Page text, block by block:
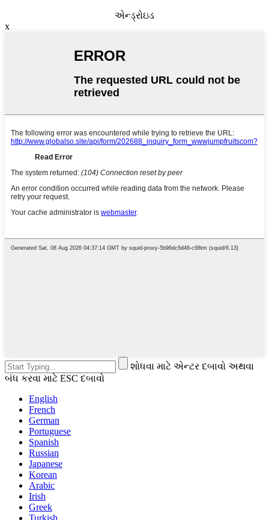
એન્ડ્રોઇડ
x
શોધવા માટે એન્ટર દબાવો અથવા
બંધ કરવા માટે ESC દબાવો
English
French
German
Portuguese
Spanish
Russian
Japanese
Korean
Arabic
Irish
Greek